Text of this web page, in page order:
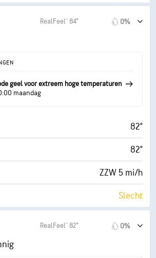
48° F
69%
10 mi
10300 ft
RealFeel® 84° 0%
geel voor extreem hoge temperaturen
maandag
82°
82°
ZZW 5 mi/h
Slecht
RealFeel® 82° 0%